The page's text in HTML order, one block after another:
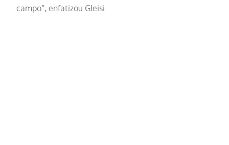
campo”, enfatizou Gleisi.